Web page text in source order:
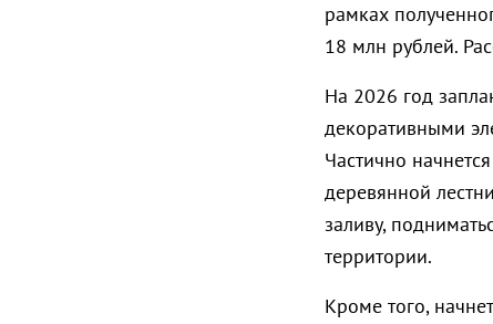
рамках
18 млн рублей.
На 2026 год
декоративными
Частично
деревянной
заливу,
территории.
Кроме того,